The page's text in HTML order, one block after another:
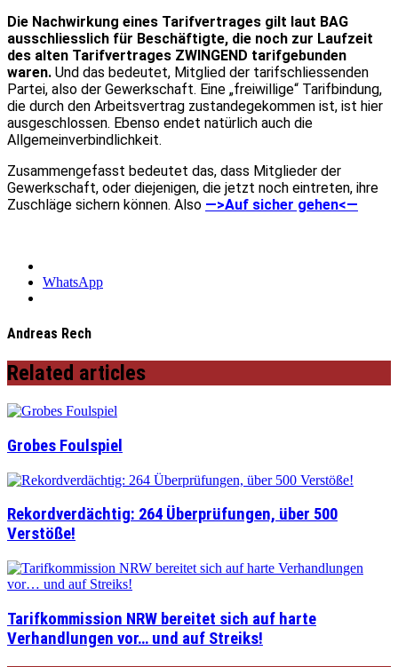
Die Nachwirkung eines Tarifvertrages gilt laut BAG
ausschliesslich für Beschäftigte, die noch zur Laufzeit
des alten Tarifvertrages ZWINGEND tarifgebunden
waren. Und das bedeutet, Mitglied der tarifschliessenden
Partei, also der Gewerkschaft. Eine „freiwillige“ Tarifbindung,
die durch den Arbeitsvertrag zustandegekommen ist, ist hier
ausgeschlossen. Ebenso endet natürlich auch die
Allgemeinverbindlichkeit.
Zusammengefasst bedeutet das, dass Mitglieder der
Gewerkschaft, oder diejenigen, die jetzt noch eintreten, ihre
Zuschläge sichern können. Also —>Auf sicher gehen<—
WhatsApp
Andreas Rech
Related articles
Grobes Foulspiel
Rekordverdächtig: 264 Überprüfungen, über 500
Verstöße!
Tarifkommission NRW bereitet sich auf harte
Verhandlungen vor… und auf Streiks!